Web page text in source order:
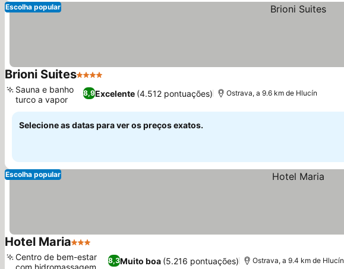
Escolha popular
Brioni Suites4 Estrelas
8,9Excelente (4.512 pontuações)
Sauna e banho
turco a vapor
Ostrava, a 9.6 km de Hlucín
Selecione as datas para ver os preços exatos.
Escolha popular
Hotel Maria3 Estrelas
8,3Muito boa (5.216 pontuações)
Centro de bem-estar
com hidromassagem
Ostrava, a 9.4 km de Hlucín